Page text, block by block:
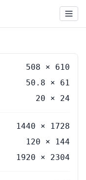
508 × 610
50.8 × 61
20 × 24
1440 × 1728
120 × 144
1920 × 2304